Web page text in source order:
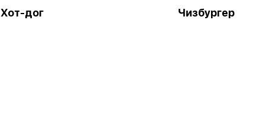
Хот-дог Чизбургер